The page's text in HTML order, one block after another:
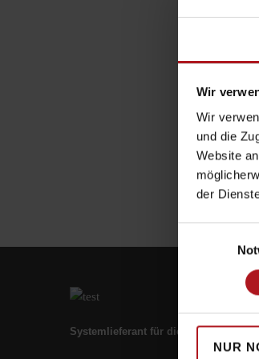
Wir
Wir
und die
Website
der
NUR
Systemlieferant für die Zukunft.